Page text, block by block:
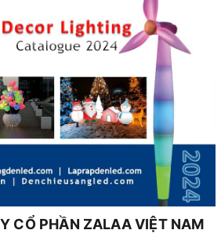
CỔ PHẦN ZALAA VIỆT NAM